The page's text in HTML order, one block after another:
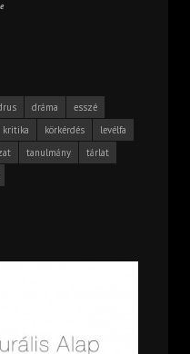
dráma
esszé
kritika körkérdés
levélfa
tanulmány
tárlat